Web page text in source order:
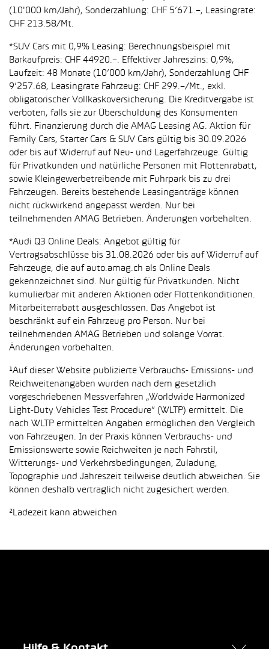
(10'000 km/Jahr), Sonderzahlung: CHF 5’671.–, Leasingrate:
CHF 213.58/Mt.
*SUV Cars mit 0,9% Leasing: Berechnungsbeispiel mit
Barkaufpreis: CHF 44920.–. Effektiver Jahreszins: 0,9%,
Laufzeit: 48 Monate (10’000 km/Jahr), Sonderzahlung CHF
9’257.68, Leasingrate Fahrzeug: CHF 299.–/Mt., exkl.
obligatorischer Vollkaskoversicherung. Die Kreditvergabe ist
verboten, falls sie zur Überschuldung des Konsumenten
führt. Finanzierung durch die AMAG Leasing AG. Aktion für
Family Cars, Starter Cars & SUV Cars gültig bis 30.09.2026
oder bis auf Widerruf auf Neu- und Lagerfahrzeuge. Gültig
für Privatkunden und natürliche Personen mit Flottenrabatt,
sowie Kleingewerbetreibende mit Fuhrpark bis zu drei
Fahrzeugen. Bereits bestehende Leasinganträge können
nicht rückwirkend angepasst werden. Nur bei
teilnehmenden AMAG Betrieben. Änderungen vorbehalten.
*Audi Q3 Online Deals: Angebot gültig für
Vertragsabschlüsse bis 31.08.2026 oder bis auf Widerruf auf
Fahrzeuge, die auf auto.amag.ch als Online Deals
gekennzeichnet sind. Nur gültig für Privatkunden. Nicht
kumulierbar mit anderen Aktionen oder Flottenkonditionen.
Mitarbeiterrabatt ausgeschlossen. Das Angebot ist
beschränkt auf ein Fahrzeug pro Person. Nur bei
teilnehmenden AMAG Betrieben und solange Vorrat.
Änderungen vorbehalten.
¹Auf dieser Website publizierte Verbrauchs- Emissions- und
Reichweitenangaben wurden nach dem gesetzlich
vorgeschriebenen Messverfahren „Worldwide Harmonized
Light-Duty Vehicles Test Procedure“ (WLTP) ermittelt. Die
nach WLTP ermittelten Angaben ermöglichen den Vergleich
von Fahrzeugen. In der Praxis können Verbrauchs- und
Emissionswerte sowie Reichweiten je nach Fahrstil,
Witterungs- und Verkehrsbedingungen, Zuladung,
Topographie und Jahreszeit teilweise deutlich abweichen. Sie
können deshalb vertraglich nicht zugesichert werden.
²Ladezeit kann abweichen